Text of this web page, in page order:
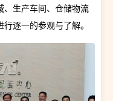
、生产车间、仓储物流
逐一的参观与了解。